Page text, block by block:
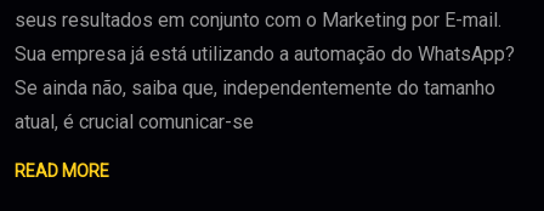
seus resultados em conjunto com o Marketing por E-mail.
Sua empresa já está utilizando a automação do WhatsApp?
Se ainda não, saiba que, independentemente do tamanho
atual, é crucial comunicar-se
READ MORE